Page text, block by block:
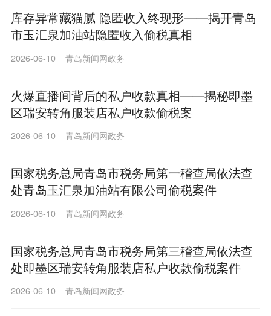
库存异常藏猫腻 隐匿收入终现形——揭开青岛
市玉汇泉加油站隐匿收入偷税真相
2026-06-10 青岛新闻网政务
火爆直播间背后的私户收款真相——揭秘即墨
区瑞安转角服装店私户收款偷税案
2026-06-10 青岛新闻网政务
国家税务总局青岛市税务局第一稽查局依法查
处青岛玉汇泉加油站有限公司偷税案件
2026-06-10 青岛新闻网政务
国家税务总局青岛市税务局第三稽查局依法查
处即墨区瑞安转角服装店私户收款偷税案件
2026-06-10 青岛新闻网政务